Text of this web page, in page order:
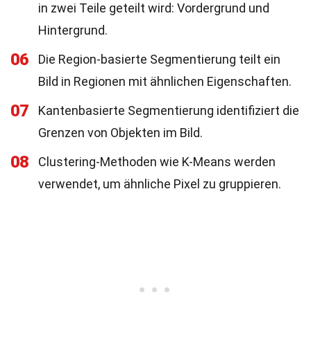
in zwei Teile geteilt wird: Vordergrund und
Hintergrund.
06
Die Region-basierte Segmentierung teilt ein
Bild in Regionen mit ähnlichen Eigenschaften.
07
Kantenbasierte Segmentierung identifiziert die
Grenzen von Objekten im Bild.
08
Clustering-Methoden wie K-Means werden
verwendet, um ähnliche Pixel zu gruppieren.